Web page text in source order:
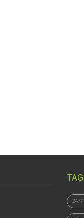
24/7